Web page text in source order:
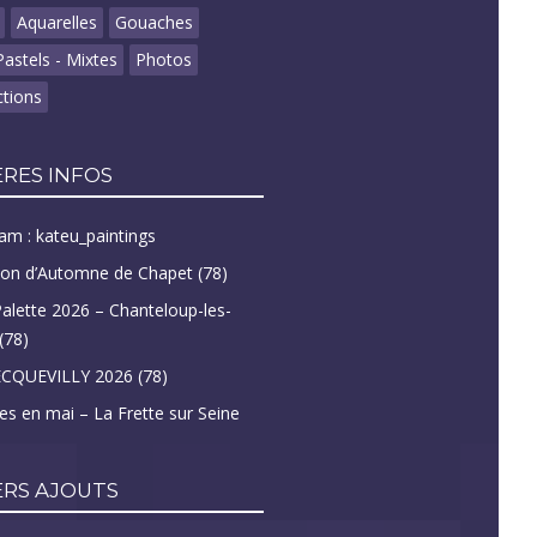
Aquarelles
Gouaches
- Mixtes
Photos
INFOS
: kateu_paintings
d’Automne de Chapet (78)
2026 – Chanteloup-les-
2026 (78)
en mai – La Frette sur Seine
AJOUTS